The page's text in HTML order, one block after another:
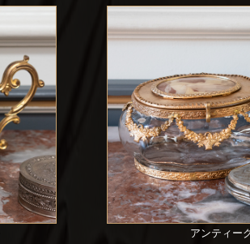
アンティー